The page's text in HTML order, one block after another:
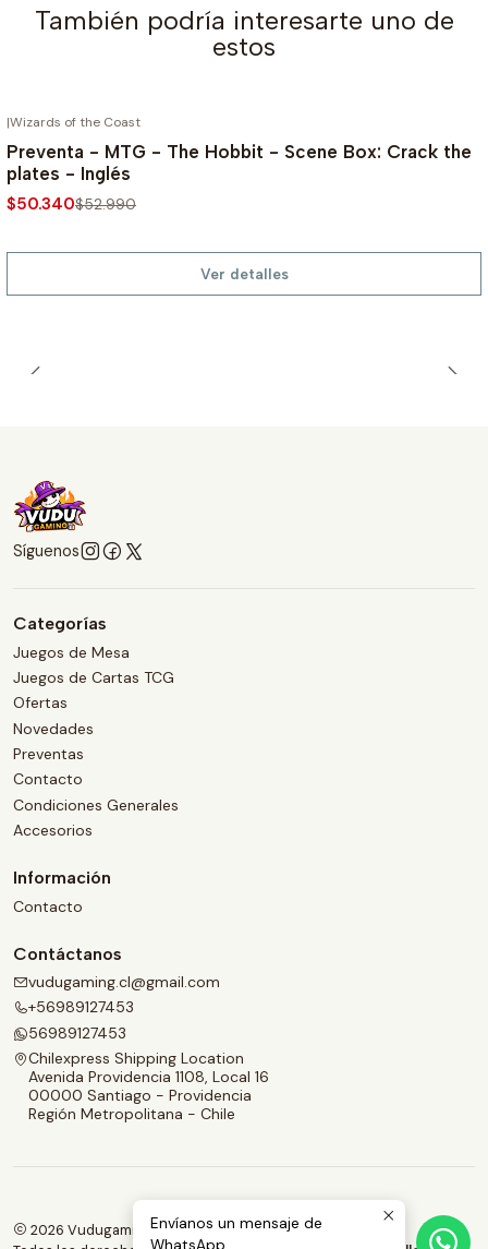
También podría interesarte uno de
estos
-5%
|Wizards of the Coast
Preventa - MTG - The Hobbit - Scene Box: Crack the
plates - Inglés
$50.340$52.990
Ver detalles
Síguenos
Categorías
Juegos de Mesa
Juegos de Cartas TCG
Ofertas
Novedades
Preventas
Contacto
Condiciones Generales
Accesorios
Información
Contacto
Contáctanos
vudugaming.cl@gmail.com
+56989127453
56989127453
Chilexpress Shipping Location
Avenida Providencia 1108, Local 16
00000 Santiago - Providencia
Región Metropolitana - Chile
2026 Vudugaming.Envíanos un mensaje de
WhatsApp